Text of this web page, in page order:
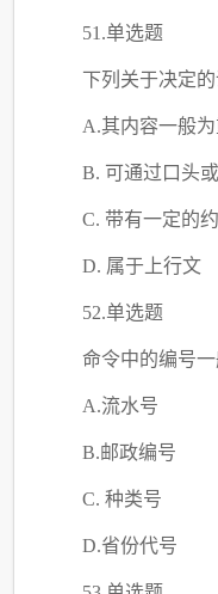
51.单选题
下列关于决定
A.其内容一般
B. 可通过口头
C. 带有一定的
D. 属于上行文
52.单选题
命令中的编号
A.流水号
B.邮政编号
C. 种类号
D.省份代号